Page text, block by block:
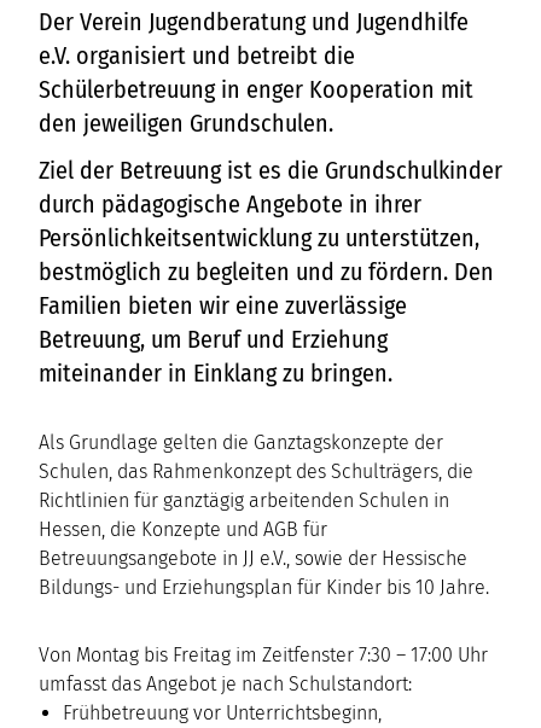
Der Verein Jugendberatung und Jugendhilfe
e.V. organisiert und betreibt die
Schülerbetreuung in enger Kooperation mit
den jeweiligen Grundschulen.
Ziel der Betreuung ist es die Grundschulkinder
durch pädagogische Angebote in ihrer
Persönlichkeitsentwicklung zu unterstützen,
bestmöglich zu begleiten und zu fördern. Den
Familien bieten wir eine zuverlässige
Betreuung, um Beruf und Erziehung
miteinander in Einklang zu bringen.
Als Grundlage gelten die Ganztagskonzepte der
Schulen, das Rahmenkonzept des Schulträgers, die
Richtlinien für ganztägig arbeitenden Schulen in
Hessen, die Konzepte und AGB für
Betreuungsangebote in JJ e.V., sowie der Hessische
Bildungs- und Erziehungsplan für Kinder bis 10 Jahre.
Von Montag bis Freitag im Zeitfenster 7:30 – 17:00 Uhr
umfasst das Angebot je nach Schulstandort:
Frühbetreuung vor Unterrichtsbeginn,